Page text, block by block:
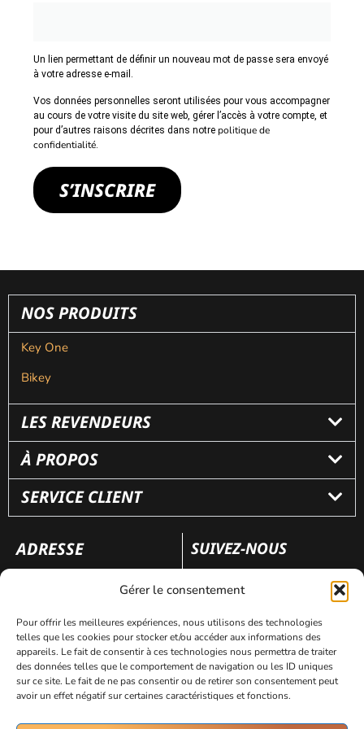
Gérer le consentement
Pour offrir les meilleures expériences, nous utilisons des technologies
telles que les cookies pour stocker et/ou accéder aux informations des
appareils. Le fait de consentir à ces technologies nous permettra de traiter
des données telles que le comportement de navigation ou les ID uniques
sur ce site. Le fait de ne pas consentir ou de retirer son consentement peut
avoir un effet négatif sur certaines caractéristiques et fonctions.
Un lien permettant de définir un nouveau mot de passe sera envoyé
à votre adresse e-mail.
Vos données personnelles seront utilisées pour vous accompagner
au cours de votre visite du site web, gérer l’accès à votre compte, et
pour d’autres raisons décrites dans notre politique de
confidentialité
S’INSCRIRE
NOS PRODUITS
Key One
Bikey
LES REVENDEURS
À PROPOS
SERVICE CLIENT
ADRESSE
110 rue Frédéric Fays
SUIVEZ-NOUS
Mentions légales Politique de confidentialité